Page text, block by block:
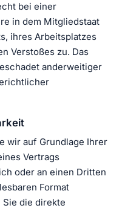
bei einer
in dem Mitgliedstaat
ihres Arbeitsplatzes
Verstoßes zu. Das
anderweitiger
wir auf Grundlage Ihrer
Vertrags
oder an einen Dritten
Format
Sie die direkte